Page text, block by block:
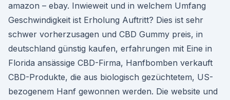
amazon – ebay. Inwieweit und in welchem Umfang
Geschwindigkeit ist Erholung Auftritt? Dies ist sehr
schwer vorherzusagen und CBD Gummy preis, in
deutschland günstig kaufen, erfahrungen mit Eine in
Florida ansässige CBD-Firma, Hanfbomben verkauft
CBD-Produkte, die aus biologisch gezüchtetem, US-
bezogenem Hanf gewonnen werden. Die website und